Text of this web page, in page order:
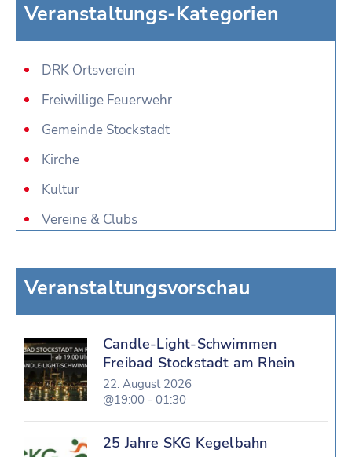
Veranstaltungs-Kategorien
DRK Ortsverein
Freiwillige Feuerwehr
Gemeinde Stockstadt
Kirche
Kultur
Vereine & Clubs
Veranstaltungsvorschau
Candle-Light-Schwimmen
Freibad Stockstadt am Rhein
22. August 2026
@19:00 - 01:30
25 Jahre SKG Kegelbahn